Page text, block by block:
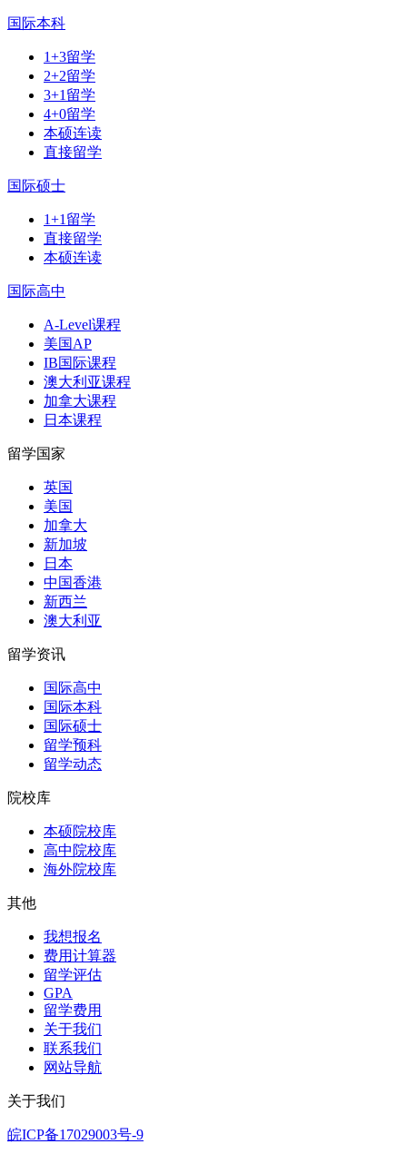
国际本科
1+3留学
2+2留学
3+1留学
4+0留学
本硕连读
直接留学
国际硕士
1+1留学
直接留学
本硕连读
国际高中
A-Level课程
美国AP
IB国际课程
澳大利亚课程
加拿大课程
日本课程
留学国家
英国
美国
加拿大
新加坡
日本
中国香港
新西兰
澳大利亚
留学资讯
国际高中
国际本科
国际硕士
留学预科
留学动态
院校库
本硕院校库
高中院校库
海外院校库
其他
我想报名
费用计算器
留学评估
GPA
留学费用
关于我们
联系我们
网站导航
关于我们
皖ICP备17029003号-9